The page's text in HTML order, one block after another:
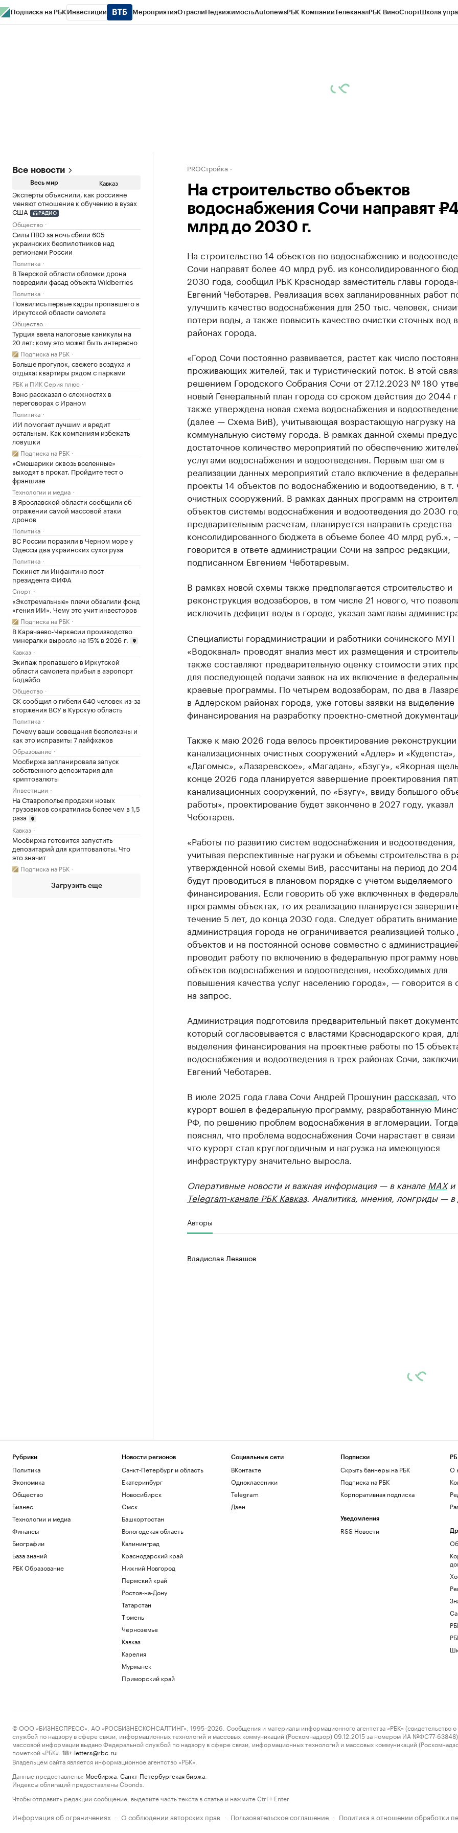
Подписка на РБК Инвестиции МероприятияОтраслиНедвижимостьAutonewsРБК КомпанииТелеканалРБК ВиноСпортШкола
Все новости
Весь мир Кавказ
Эксперты объяснили, как россияне
меняют отношение к обучению в вузах
США
РАДИО
Общество
Силы ПВО за ночь сбили 605
украинских беспилотников над
регионами России
Политика
В Тверской области обломки дрона
повредили фасад объекта Wildberries
Политика
Появились первые кадры пропавшего в
Иркутской области самолета
Общество
Турция ввела налоговые каникулы на
20 лет: кому это может быть интересно
Подписка на РБК
Больше прогулок, свежего воздуха и
отдыха: квартиры рядом с парками
РБК и ПИК Серия плюс
Вэнс рассказал о сложностях в
переговорах с Ираном
Политика
ИИ помогает лучшим и вредит
остальным. Как компаниям избежать
ловушки
Подписка на РБК
«Смешарики сквозь вселенные»
выходят в прокат. Пройдите тест о
франшизе
Технологии и медиа
В Ярославской области сообщили об
отражении самой массовой атаки
дронов
Политика
ВС России поразили в Черном море у
Одессы два украинских сухогруза
Политика
Покинет ли Инфантино пост
президента ФИФА
Спорт
«Экстремальные» плечи обвалили фонд
«гения ИИ». Чему это учит инвесторов
Подписка на РБК
В Карачаево-Черкесии производство
минералки выросло на 15% в 2026 г.
Кавказ
Экипаж пропавшего в Иркутской
области самолета прибыл в аэропорт
Бодайбо
Общество
СК сообщил о гибели 640 человек из-за
вторжения ВСУ в Курскую область
Политика
Почему ваши совещания бесполезны и
как это исправить: 7 лайфхаков
Образование
Мосбиржа запланировала запуск
собственного депозитария для
криптовалюты
Инвестиции
На Ставрополье продажи новых
грузовиков сократились более чем в 1,5
раза
Кавказ
Мосбиржа готовится запустить
депозитарий для криптовалюты. Что
это значит
Подписка на РБК
Загрузить еще
PROСтройка
На строительство объектов
водоснабжения Сочи направят
млрд до 2030 г.
На строительство 14 объектов по водоснабжению и
Сочи направят более 40 млрд руб. из консолидированного
2030 года, сообщил РБК Краснодар заместитель главы
Евгений Чеботарев. Реализация всех запланированных работ
улучшить качество водоснабжения для 250 тыс. человек,
потери воды, а также повысить качество очистки сточных вод
районах города.
«Город Сочи постоянно развивается, растет как число
проживающих жителей, так и туристический поток. В этой
решением Городского Собрания Сочи от 27.12.2023 № 180
новый Генеральный план города со сроком действия до 2044
также утверждена новая схема водоснабжения и
(далее — Схема ВиВ), учитывающая возрастающую нагрузку на
коммунальную систему города. В рамках данной схемы
достаточное количество мероприятий по обеспечению
услугами водоснабжения и водоотведения. Первым шагом в
реализации данных мероприятий стало включение в
проекты 14 объектов по водоснабжению и водоотведению, в т.
очистных сооружений. В рамках данных программ на
объектов системы водоснабжения и водоотведения до 2030
предварительным расчетам, планируется направить средства
консолидированного бюджета в объеме более 40 млрд руб.»,
говорится в ответе администрации Сочи на запрос редакции,
подписанном Евгением Чеботаревым.
В рамках новой схемы также предполагается строительство и
реконструкция водозаборов, в том числе 21 нового, что
исключить дефицит воды в городе, указал замглавы
Специалисты горадминистрации и работники сочинского МУП
«Водоканал» проводят анализ мест их размещения и
также составляют предварительную оценку стоимости этих
для последующей подачи заявок на их включение в
краевые программы. По четырем водозаборам, по два в
в Адлерском районах города, уже готовы заявки на выделение
финансирования на разработку проектно-сметной
Также к маю 2026 года велось проектирование реконструкции
канализационных очистных сооружений «Адлер» и «Кудепста»,
«Дагомыс», «Лазаревское», «Магадан», «Бзугу», «Якорная
конце 2026 года планируется завершение проектирования
канализационных сооружений, по «Бзугу», ввиду большого
работы», проектирование будет закончено в 2027 году, указал
Чеботарев.
«Работы по развитию систем водоснабжения и водоотведения,
учитывая перспективные нагрузки и объемы строительства в
утвержденной новой схемы ВиВ, рассчитаны на период до
будут проводиться в плановом порядке с учетом выделяемого
финансирования. Если говорить об уже включенных в
программы объектах, то их реализацию планируется
течение 5 лет, до конца 2030 года. Следует обратить
администрация города не ограничивается реализацией
объектов и на постоянной основе совместно с
проводит работу по включению в федеральную программу
объектов водоснабжения и водоотведения, необходимых для
повышения качества услуг населению города», — говорится в
на запрос.
Администрация подготовила предварительный пакет
который согласовывается с властями Краснодарского края,
выделения финансирования на проектные работы по 15
водоснабжения и водоотведения в трех районах Сочи,
Евгений Чеботарев.
В июле 2025 года глава Сочи Андрей Прошунин рассказал ,
курорт вошел в федеральную программу, разработанную
РФ, по решению проблем водоснабжения в агломерации.
пояснял, что проблема водоснабжения Сочи нарастает в
что курорт стал круглогодичным и нагрузка на имеющуюся
инфраструктуру значительно выросла.
Оперативные новости и важная информация — в канале MAXи
Telegram-канале РБК Кавказ. Аналитика, мнения, лонгриды — в
Авторы
Владислав Левашов
Рубрики
Политика
Экономика
Общество
Бизнес
Технологии и медиа
Финансы
Биографии
База знаний
РБК Образование
Новости регионов
Санкт-Петербург и область
Екатеринбург
Новосибирск
Омск
Башкортостан
Вологодская область
Калининград
Краснодарский край
Нижний Новгород
Пермский край
Ростов-на-Дону
Татарстан
Тюмень
Черноземье
Кавказ
Карелия
Мурманск
Приморский край
Социальные сети
ВКонтакте
Одноклассники
Telegram
Дзен
Подписки
Скрыть баннеры на РБК
Подписка на РБК
Корпоративная подписка
Уведомления
RSS Новости
О
© ООО «БИЗНЕСПРЕСС», АО «РОСБИЗНЕСКОНСАЛТИНГ», 1995–2026. Сообщения и материалы информационного агентства «РБК» (свидетельство о
службой по надзору в сфере связи, информационных технологий и массовых коммуникаций (Роскомнадзор) 09.12.2015 за номером ИА №ФС77-63848)
массовой информации выдано Федеральной службой по надзору в сфере связи, информационных технологий и массовых коммуникаций
пометкой «РБК».
18+ letters@rbc.ru
Владельцем сайта является информационное агентство «РБК».
Данные предоставлены: Мосбиржа Санкт-Петербургская биржа
Индексы облигаций предоставлены Cbonds.
Чтобы отправить редакции сообщение, выделите часть текста в статье и нажмите Ctrl + Enter
Информация об ограничениях · О соблюдении авторских прав · Пользовательское соглашение · Политика в отношении обработки